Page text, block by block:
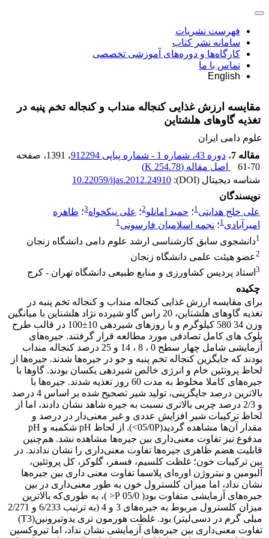
فهرست نشریات
سامانه نشر کتاب
کارگاه‌ها و دوره‌های آموزشی تخصصی
تماس با ما
English
مقایسه ارزش غذایی کنجاله منداب و کنجاله تخم پنبه در
تغذیه گاوهای هلشتاین
علوم دامی ایران
مقاله 7
، دوره 43، شماره 1 - شماره پیاپی 912294 ، 1391
، صفحه
61-70
اصل مقاله (254.78 K
)
شناسه دیجیتال (DOI):
10.22059/ijas.2012.24910
نویسندگان
علی خلج هدایتی1؛ حمید امانلو2؛ علی نیکخواه3؛ طاهره
امیرآبادی1؛ نجمه اسلامیان فارسونی1
1دانشجوی سابق کارشناسی ارشد علوم دامی دانشگاه زنجان
2عضو هیئت علمی دانشگاه زنجان
3 استاد پردیس کشاورزی و منابع طبیعی دانشگاه تهران - کرج
چکیده
برای مقایسه ارزش غذایی کنجاله منداب و کنجاله تخم پنبه در
تغذیه گاوهای هلشتاین، 20 راس گاو شیرده نژاد هلشتاین با میانگین
وزن 34 580 کیلوگرم و با روزهای شیردهی 10±100 در قالب طرح
بلوک های کامل تصادفی مورد مطالعه قرار گرفتند. جیره‌های
آزمایشی شامل چهار سطح 0 ، 8 ، 14 و 25 درصد کنجاله منداب
بودند که جایگزین کنجاله تخم پنبه و جو در جیره‌ها شدند. جیره‌ها از
لحاظ پروتئین خام و انرژی خالص شیردهی یکسان بودند. گاوها با
جیره‌های کاملا مخلوط به مدت 60 روز تغذیه شدند. جیره‌ها با
بالاترین درصد جایگزینی، تولید شیر تصحیح شده بر اساس 4 درصد
و 2/3 درصد چربی بالاتری نسبت به جیره شاهد نشان دادند، اما از
لحاظ ترکیبات شیر افزایش عددی و غیر معنی‌دار در درصد و
مقدار آن‌ها مشاهده گردید(05/0P>). از لحاظ pH شکمبه و pH
مدفوع نیز تفاوت معنی‌داری بین جیره‌ها مشاهده نشد. هم‌چنین
قابلیت هضم ظاهری جیره‌ها تفاوت معنی‌داری را نشان ندادند. در
بین ترکیبات خون؛ غلظت کلسیم، فسفر، گلوکز، کل پروتئین،
آلبومین و نیتروژن اوره‌ای پلاسما تفاوت معنی داری بین جیره‌ها
نشان نداد، اما میزان کلسترول خون به طور معنی‌داری در بین
جیره‌های آزمایشی متفاوت بود( 05/0 P< )، به طوری‌که بالاترین
میزان کلسترول مربوط به جیره‌های 3 و 4 (به ترتیب 6/233 و 2/271
میلی گرم در دسی‌لیتر) بود. غلظت هورمون تری یدوتیرونین(T3)
تفاوت معنی‌داری بین جیره‌های آزمایشی نشان نداد، اما تیروکسین